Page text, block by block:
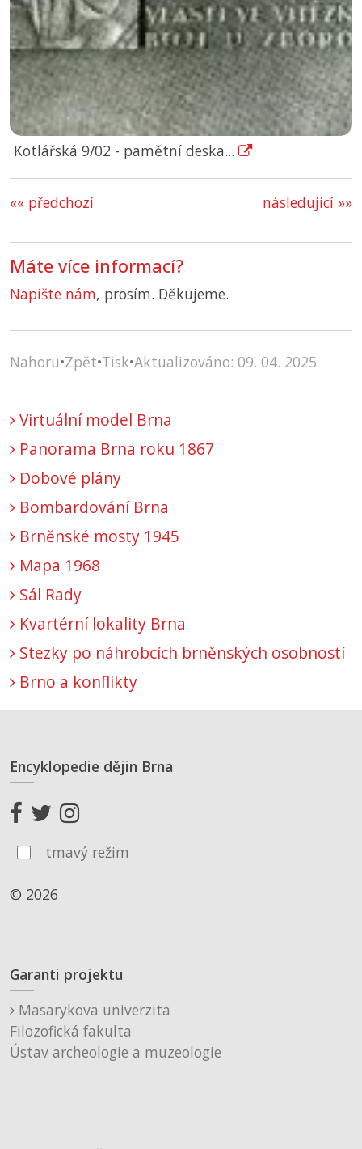
Kotlářská 9/02 - pamětní deska...
«« předchozí následující »»
Máte více informací?
Napište nám, prosím. Děkujeme.
Nahoru•Zpět•Tisk•Aktualizováno: 09. 04. 2025
Virtuální model Brna
Panorama Brna roku 1867
Dobové plány
Bombardování Brna
Brněnské mosty 1945
Mapa 1968
Sál Rady
Kvartérní lokality Brna
Stezky po náhrobcích brněnských osobností
Brno a konflikty
Encyklopedie dějin Brna
tmavý režim
© 2026
Garanti projektu
Masarykova univerzita
Filozofická fakulta
Ústav archeologie a muzeologie